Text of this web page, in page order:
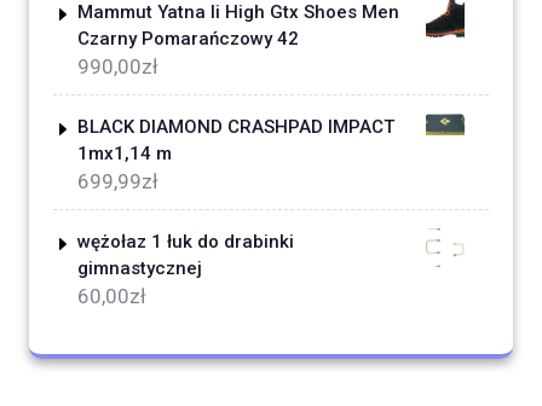
Mammut Yatna Ii High Gtx Shoes Men
Czarny Pomarańczowy 42
990,00zł
BLACK DIAMOND CRASHPAD IMPACT
1mx1,14 m
699,99zł
wężołaz 1 łuk do drabinki
gimnastycznej
60,00zł